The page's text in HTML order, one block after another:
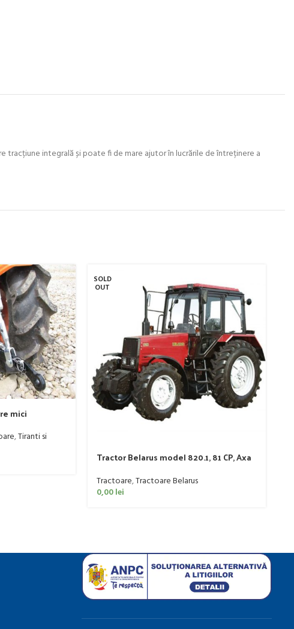
integrală și poate fi de mare ajutor în lucrările de întreținere a
mici
,Tiranti si
SOLD
OUT
Tractor Belarus model 820.1, 81 CP, Axa
Tractoare,Tractoare Belarus
0,00lei